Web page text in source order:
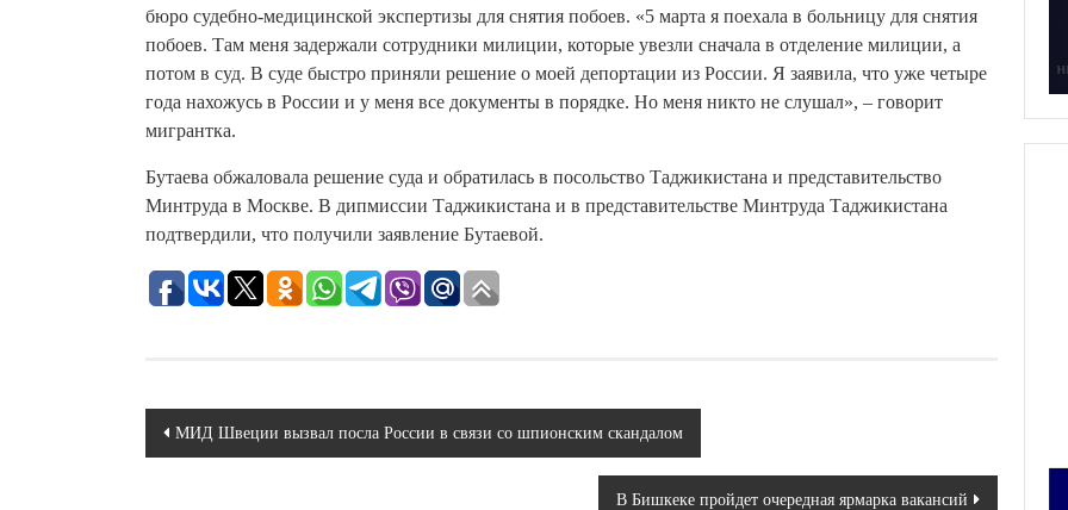
бюро судебно-медицинской экспертизы для снятия побоев. «5 марта я поехала в больницу для снятия
побоев. Там меня задержали сотрудники милиции, которые увезли сначала в отделение милиции, а
потом в суд. В суде быстро приняли решение о моей депортации из России. Я заявила, что уже четыре
года нахожусь в России и у меня все документы в порядке. Но меня никто не слушал», – говорит
мигрантка.
Бутаева обжаловала решение суда и обратилась в посольство Таджикистана и представительство
Минтруда в Москве. В дипмиссии Таджикистана и в представительстве Минтруда Таджикистана
подтвердили, что получили заявление Бутаевой.
Навигация
МИД Швеции вызвал посла России в связи со шпионским скандалом
В Бишкеке пройдет очередная ярмарка вакансий